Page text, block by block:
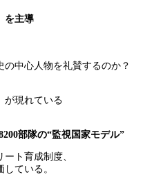
を主導
中心人物を礼賛するのか？
が現れている
部隊の“監視国家モデル”
ト育成制度、
ている。